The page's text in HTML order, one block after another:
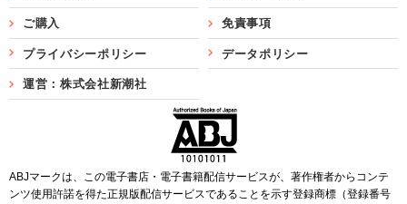
ご購入 免責事項
プライバシーポリシー データポリシー
運営：株式会社新潮社
ABJマークは、この電子書店・電子書籍配信サービスが、著作権者からコンテ
ンツ使用許諾を得た正規版配信サービスであることを示す登録商標（登録番号